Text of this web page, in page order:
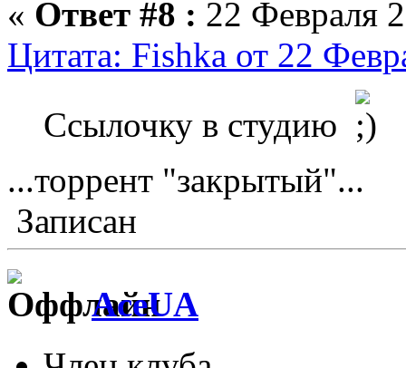
« Ответ #8 : 22 Февраля
Цитата: Fishka от 22
Ссылочку в студию
...торрент "закрытый"...
Записан
AceUA